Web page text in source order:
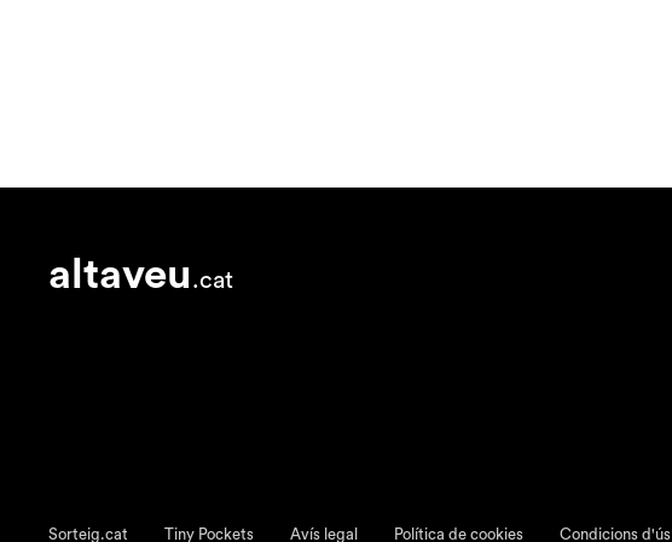
altaveu.cat
Sorteig.cat Tiny Pockets Avís legal Política de cookies Condicions d'ús